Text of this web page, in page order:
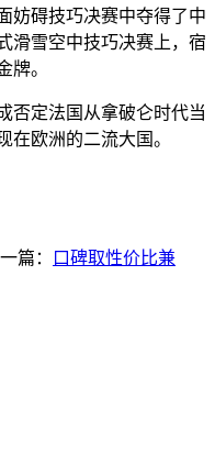
妨碍技巧决赛中夺得了中
滑雪空中技巧决赛上，宿
牌。
定法国从拿破仑时代当
在欧洲的二流大国。
篇：
口碑取性价比兼